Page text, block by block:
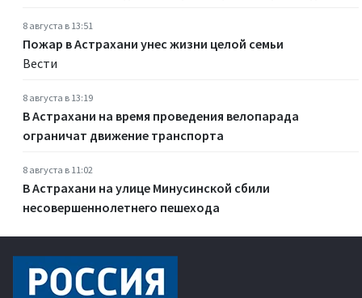
8 августа в 13:51
Пожар в Астрахани унес жизни целой семьи
Вести
8 августа в 13:19
В Астрахани на время проведения велопарада
ограничат движение транспорта
8 августа в 11:02
В Астрахани на улице Минусинской сбили
несовершеннолетнего пешехода